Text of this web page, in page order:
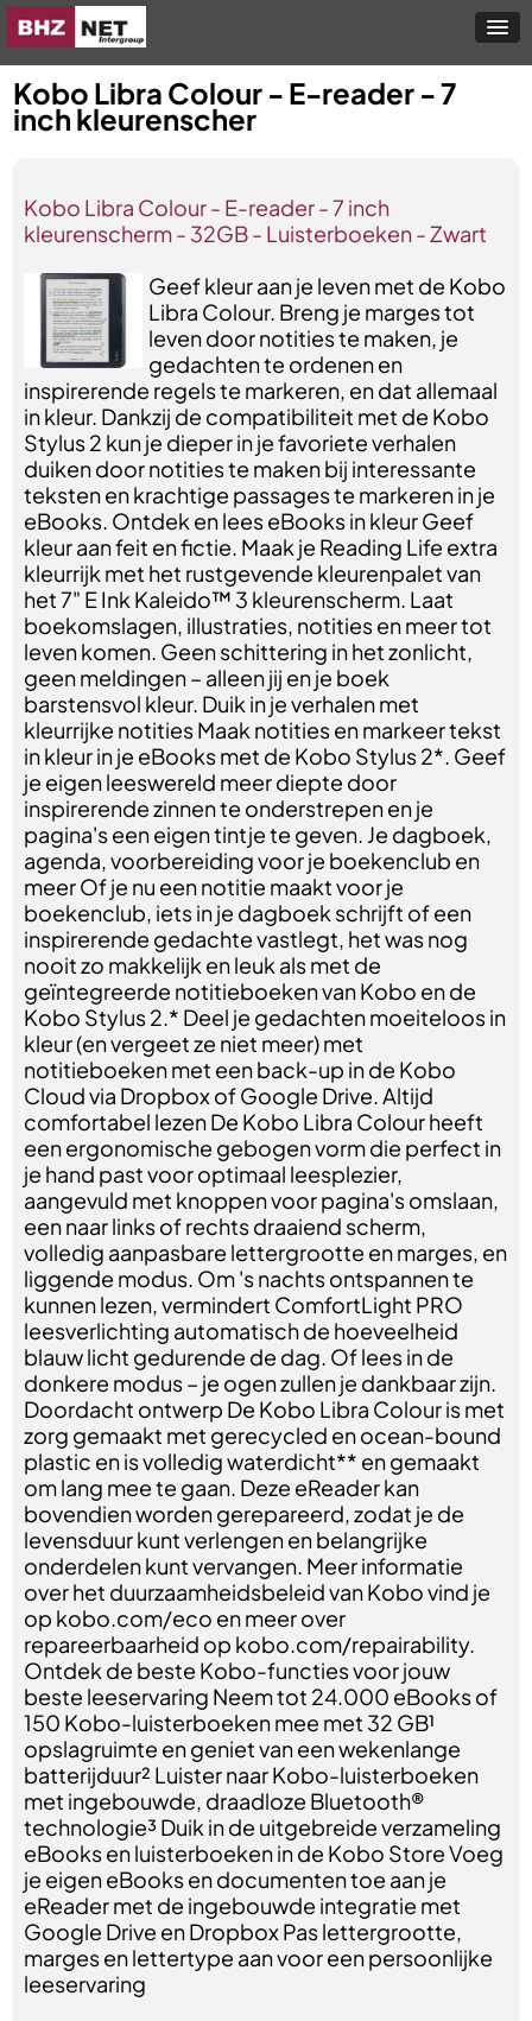
Kobo Libra Colour - E-reader - 7
inch kleurenscher
Kobo Libra Colour - E-reader - 7 inch
kleurenscherm - 32GB - Luisterboeken - Zwart
Geef kleur aan je leven met de Kobo
Libra Colour. Breng je marges tot
leven door notities te maken, je
gedachten te ordenen en
inspirerende regels te markeren, en dat allemaal
in kleur. Dankzij de compatibiliteit met de Kobo
Stylus 2 kun je dieper in je favoriete verhalen
duiken door notities te maken bij interessante
teksten en krachtige passages te markeren in je
eBooks. Ontdek en lees eBooks in kleur Geef
kleur aan feit en fictie. Maak je Reading Life extra
kleurrijk met het rustgevende kleurenpalet van
het 7" E Ink Kaleido™ 3 kleurenscherm. Laat
boekomslagen, illustraties, notities en meer tot
leven komen. Geen schittering in het zonlicht,
geen meldingen – alleen jij en je boek
barstensvol kleur. Duik in je verhalen met
kleurrijke notities Maak notities en markeer tekst
in kleur in je eBooks met de Kobo Stylus 2*. Geef
je eigen leeswereld meer diepte door
inspirerende zinnen te onderstrepen en je
pagina's een eigen tintje te geven. Je dagboek,
agenda, voorbereiding voor je boekenclub en
meer Of je nu een notitie maakt voor je
boekenclub, iets in je dagboek schrijft of een
inspirerende gedachte vastlegt, het was nog
nooit zo makkelijk en leuk als met de
geïntegreerde notitieboeken van Kobo en de
Kobo Stylus 2.* Deel je gedachten moeiteloos in
kleur (en vergeet ze niet meer) met
notitieboeken met een back-up in de Kobo
Cloud via Dropbox of Google Drive. Altijd
comfortabel lezen De Kobo Libra Colour heeft
een ergonomische gebogen vorm die perfect in
je hand past voor optimaal leesplezier,
aangevuld met knoppen voor pagina's omslaan,
een naar links of rechts draaiend scherm,
volledig aanpasbare lettergrootte en marges, en
liggende modus. Om 's nachts ontspannen te
kunnen lezen, vermindert ComfortLight PRO
leesverlichting automatisch de hoeveelheid
blauw licht gedurende de dag. Of lees in de
donkere modus – je ogen zullen je dankbaar zijn.
Doordacht ontwerp De Kobo Libra Colour is met
zorg gemaakt met gerecycled en ocean-bound
plastic en is volledig waterdicht** en gemaakt
om lang mee te gaan. Deze eReader kan
bovendien worden gerepareerd, zodat je de
levensduur kunt verlengen en belangrijke
onderdelen kunt vervangen. Meer informatie
over het duurzaamheidsbeleid van Kobo vind je
op kobo.com/eco en meer over
repareerbaarheid op kobo.com/repairability.
Ontdek de beste Kobo-functies voor jouw
beste leeservaring Neem tot 24.000 eBooks of
150 Kobo-luisterboeken mee met 32 GB¹
opslagruimte en geniet van een wekenlange
batterijduur² Luister naar Kobo-luisterboeken
met ingebouwde, draadloze Bluetooth®
technologie³ Duik in de uitgebreide verzameling
eBooks en luisterboeken in de Kobo Store Voeg
je eigen eBooks en documenten toe aan je
eReader met de ingebouwde integratie met
Google Drive en Dropbox Pas lettergrootte,
marges en lettertype aan voor een persoonlijke
leeservaring